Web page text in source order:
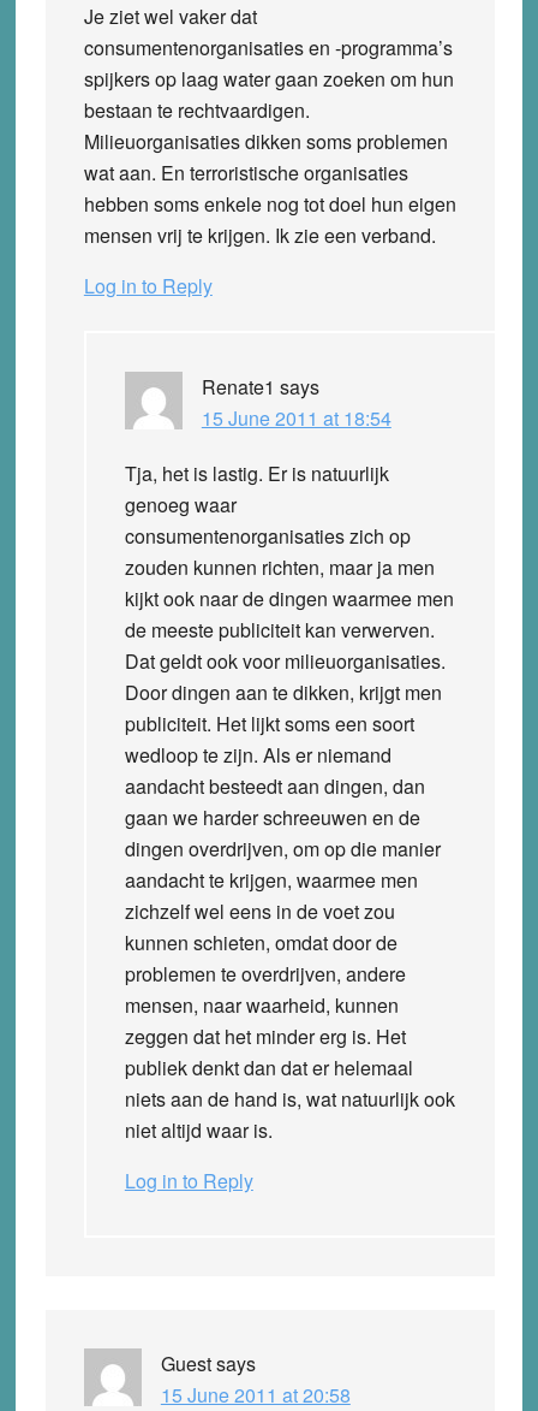
Je ziet wel vaker dat
consumentenorganisaties en -programma’s
spijkers op laag water gaan zoeken om hun
bestaan te rechtvaardigen.
Milieuorganisaties dikken soms problemen
wat aan. En terroristische organisaties
hebben soms enkele nog tot doel hun eigen
mensen vrij te krijgen. Ik zie een verband.
Log in to Reply
Renate1 says
15 June 2011 at 18:54
Tja, het is lastig. Er is natuurlijk
genoeg waar
consumentenorganisaties zich op
zouden kunnen richten, maar ja men
kijkt ook naar de dingen waarmee men
de meeste publiciteit kan verwerven.
Dat geldt ook voor milieuorganisaties.
Door dingen aan te dikken, krijgt men
publiciteit. Het lijkt soms een soort
wedloop te zijn. Als er niemand
aandacht besteedt aan dingen, dan
gaan we harder schreeuwen en de
dingen overdrijven, om op die manier
aandacht te krijgen, waarmee men
zichzelf wel eens in de voet zou
kunnen schieten, omdat door de
problemen te overdrijven, andere
mensen, naar waarheid, kunnen
zeggen dat het minder erg is. Het
publiek denkt dan dat er helemaal
niets aan de hand is, wat natuurlijk ook
niet altijd waar is.
Log in to Reply
Guestsays
15 June 2011 at 20:58